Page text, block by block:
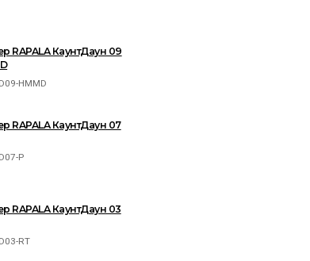
RAPALA КаунтДаун 09
HMMD
RAPALA КаунтДаун 07
P
RAPALA КаунтДаун 03
RT